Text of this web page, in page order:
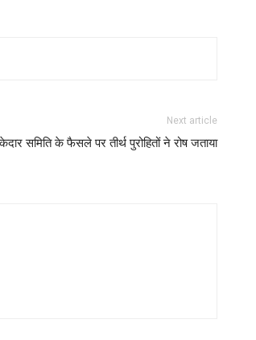
Next article
समिति के फैसले पर तीर्थ पुरोहितों ने रोष जताया